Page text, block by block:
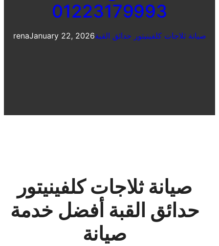
01223179993
renaJanuary 22, 2026صيانة ثلاجات كلفينيتور حدائق القبة
صيانة ثلاجات كلفينيتور
حدائق القبة أفضل خدمة
صيانة